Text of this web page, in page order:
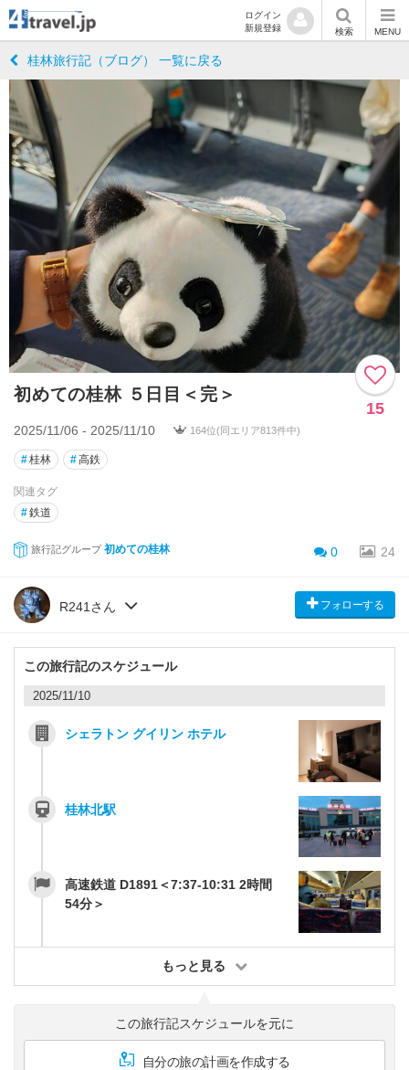
ログイン
新規登録
検索 MENU
桂林旅行記（ブログ） 一覧に戻る
初めての桂林 ５日目＜完＞
15
2025/11/06 - 2025/11/10 164位(同エリア813件中)
#桂林 #高鉄
関連タグ
#鉄道
旅行記グループ 初めての桂林 0 24
R241さん フォローする
この旅行記のスケジュール
2025/11/10
シェラトン グイリン ホテル
桂林北駅
高速鉄道 D1891＜7:37-10:31 2時間
54分＞
もっと見る
この旅行記スケジュールを元に
自分の旅の計画を作成する